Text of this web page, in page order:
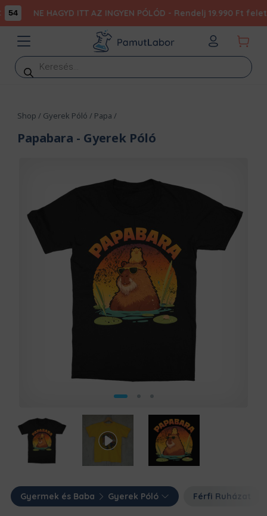
NE HAGYD ITT AZ INGYEN PÓLÓD - Rendelj 19.990 Ft
Products
search
Shop / Gyerek Póló / Papa /
Papabara - Gyerek Póló
Gyermek és Baba Gyerek Póló Férfi Ruházat